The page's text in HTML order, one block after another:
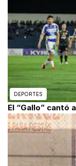
DEPORTES
El “Gallo” cantó